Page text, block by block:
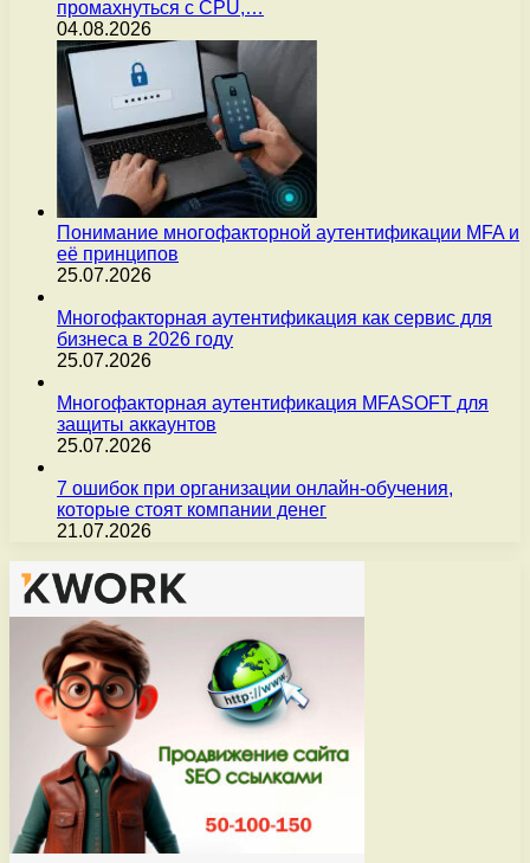
промахнуться с CPU,…
04.08.2026
Понимание многофакторной аутентификации MFA и
её принципов
25.07.2026
Многофакторная аутентификация как сервис для
бизнеса в 2026 году
25.07.2026
Многофакторная аутентификация MFASOFT для
защиты аккаунтов
25.07.2026
7 ошибок при организации онлайн-обучения,
которые стоят компании денег
21.07.2026